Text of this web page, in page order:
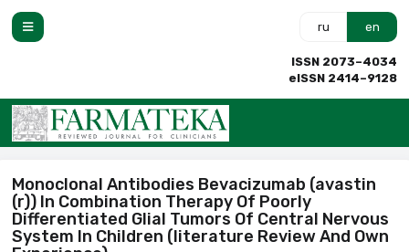
ru en
ISSN 2073–4034
eISSN 2414–9128
Monoclonal Antibodies Bevacizumab (avastin
(r)) In Combination Therapy Of Poorly
Differentiated Glial Tumors Of Central Nervous
System In Children (literature Review And Own